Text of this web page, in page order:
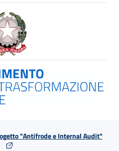
"Antifrode e Internal Audit"